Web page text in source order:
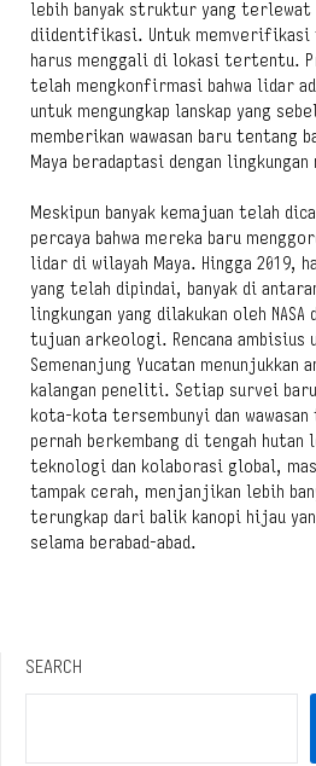
lebih banyak struktur yang terlewat
diidentifikasi. Untuk memverifikasi
harus menggali di lokasi tertentu.
telah mengkonfirmasi bahwa lidar
untuk mengungkap lanskap yang
memberikan wawasan baru tentang
Maya beradaptasi dengan lingkungan
Meskipun banyak kemajuan telah
percaya bahwa mereka baru
lidar di wilayah Maya. Hingga 2019,
yang telah dipindai, banyak di
lingkungan yang dilakukan oleh
tujuan arkeologi. Rencana ambisius
Semenanjung Yucatan menunjukkan
kalangan peneliti. Setiap survei baru
kota-kota tersembunyi dan wawasan
pernah berkembang di tengah hutan
teknologi dan kolaborasi global,
tampak cerah, menjanjikan lebih
terungkap dari balik kanopi hijau
selama berabad-abad.
SEARCH